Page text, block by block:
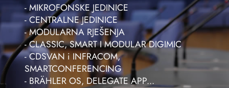
- MIKROFONSKE JEDINICE
- CENTRALNE JEDINICE
- MODULARNA RJEŠENJA
- CLASSIC, SMART I MODULAR DIGIMIC
- CDSVAN i INFRACOM,
SMARTCONFERENCING
- BRÄHLER OS, DELEGATE APP...